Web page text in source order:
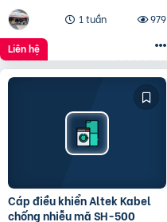
1 tuần
979
Liên hệ
Cáp điều khiển Altek Kabel
chống nhiễu mã SH-500